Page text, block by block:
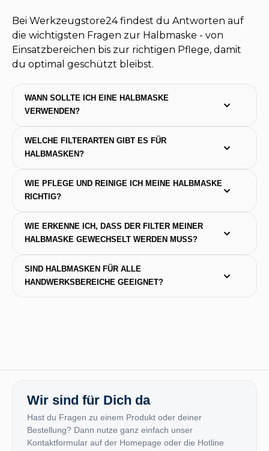
Bei Werkzeugstore24 findest du Antworten auf
die wichtigsten Fragen zur Halbmaske - von
Einsatzbereichen bis zur richtigen Pflege, damit
du optimal geschützt bleibst.
WANN SOLLTE ICH EINE HALBMASKE
VERWENDEN?
WELCHE FILTERARTEN GIBT ES FÜR
HALBMASKEN?
WIE PFLEGE UND REINIGE ICH MEINE HALBMASKE
RICHTIG?
WIE ERKENNE ICH, DASS DER FILTER MEINER
HALBMASKE GEWECHSELT WERDEN MUSS?
SIND HALBMASKEN FÜR ALLE
HANDWERKSBEREICHE GEEIGNET?
Wir sind für Dich da
Hast du Fragen zu einem Produkt oder deiner
Bestellung? Dann nutze ganz einfach unser
Kontaktformular auf der Homepage oder die Hotline